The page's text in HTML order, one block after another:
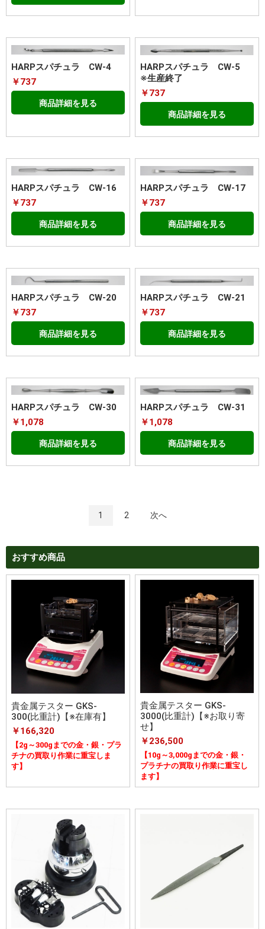
HARPスパチュラ CW-4
￥737
商品詳細を見る
HARPスパチュラ CW-5
※生産終了
￥737
商品詳細を見る
HARPスパチュラ CW-16
￥737
商品詳細を見る
HARPスパチュラ CW-17
￥737
商品詳細を見る
HARPスパチュラ CW-20
￥737
商品詳細を見る
HARPスパチュラ CW-21
￥737
商品詳細を見る
HARPスパチュラ CW-30
￥1,078
商品詳細を見る
HARPスパチュラ CW-31
￥1,078
商品詳細を見る
1 2 次へ
おすすめ商品
貴金属テスター GKS-
300(比重計)【※在庫有】
￥166,320
【2g～300gまでの金・銀・プラ
チナの買取り作業に重宝しま
す】
貴金属テスター GKS-
3000(比重計)【※お取り寄
せ】
￥236,500
【10g～3,000gまでの金・銀・
プラチナの買取り作業に重宝し
ます】